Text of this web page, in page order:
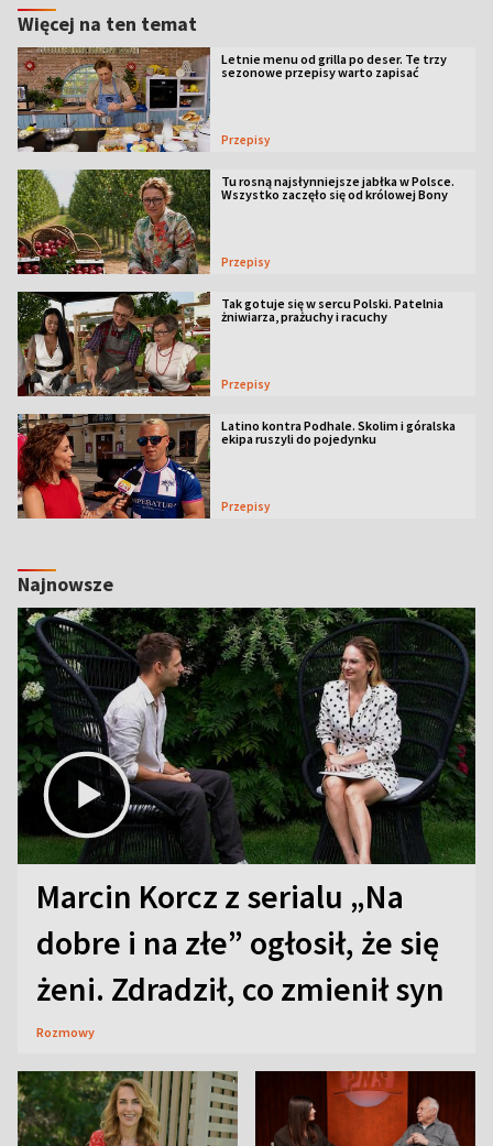
Więcej na ten temat
Letnie menu od grilla po deser. Te trzy
sezonowe przepisy warto zapisać
Przepisy
Tu rosną najsłynniejsze jabłka w Polsce.
Wszystko zaczęło się od królowej Bony
Przepisy
Tak gotuje się w sercu Polski. Patelnia
żniwiarza, prażuchy i racuchy
Przepisy
Latino kontra Podhale. Skolim i góralska
ekipa ruszyli do pojedynku
Przepisy
Najnowsze
Marcin Korcz z serialu „Na
dobre i na złe” ogłosił, że się
żeni. Zdradził, co zmienił syn
Rozmowy